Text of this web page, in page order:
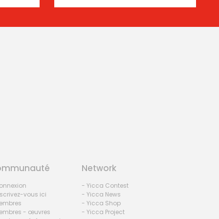
vous ici
- œuvres
Network
- Yicca Contest
- Yicca News
- Yicca Shop
- Yicca Project